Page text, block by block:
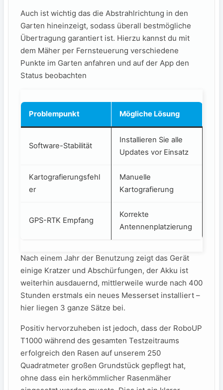
Auch ist wichtig das die Abstrahlrichtung in den
Garten hineinzeigt, sodass überall bestmögliche
Übertragung garantiert ist. Hierzu kannst du mit
dem Mäher per Fernsteuerung verschiedene
Punkte im Garten anfahren und auf der App den
Status beobachten
Problempunkt Mögliche Lösung
Software-Stabilität
Installieren Sie alle
Updates vor Einsatz
Kartografierungsfehl
er
Manuelle
Kartografierung
GPS-RTK Empfang
Korrekte
Antennenplatzierung
Nach einem Jahr der Benutzung zeigt das Gerät
einige Kratzer und Abschürfungen, der Akku ist
weiterhin ausdauernd, mittlerweile wurde nach 400
Stunden erstmals ein neues Messerset installiert –
hier liegen 3 ganze Sätze bei.
Positiv‌ hervorzuheben ist jedoch, dass der RoboUP
T1000 während des gesamten Testzeitraums
erfolgreich den Rasen auf unserem 250
Quadratmeter großen Grundstück gepflegt hat,​
ohne dass⁣ ein‌ herkömmlicher Rasenmäher